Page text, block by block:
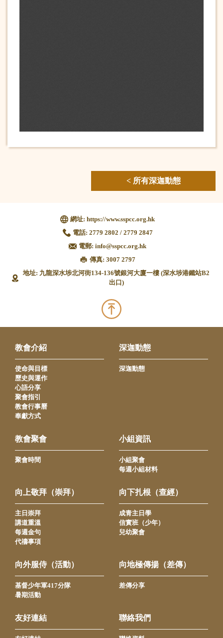
< 所有深迦動態
網址: https://www.sspcc.org.hk
電話: 2779 2802 / 2779 2847
電郵: info@sspcc.org.hk
傳真: 3007 2797
地址: 九龍深水埗北河街134-136號銀河大廈一樓 (深水埗港鐵站B2
出口)
教會介紹
使命與目標
歷史與運作
心語分享
聚會指引
教會行事曆
奉獻方式
深迦動態
深迦動態
教會聚會
聚會時間
小組資訊
小組聚會
每週小組材料
向上敬拜（崇拜）
主日崇拜
講道重溫
每週金句
代禱事項
向下扎根（查經）
成青主日學
信實班（少年）
兒幼聚會
向外服侍（活動）
基督少年軍417分隊
暑期活動
向地極傳揚（差傳）
差傳分享
友好連結 聯絡我們